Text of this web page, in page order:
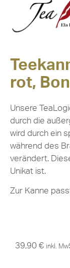
rot,
Unsere
durch die
wird durch ein
während des
verändert.
Unikat ist.
Zur Kanne
39,90 € inkl.